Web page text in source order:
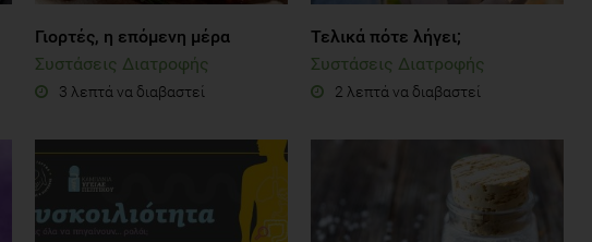
Γιορτές, η επόμενη μέρα
Συστάσεις Διατροφής
3 λεπτά να διαβαστεί
Τελικά πότε λήγει;
Συστάσεις Διατροφής
2 λεπτά να διαβαστεί